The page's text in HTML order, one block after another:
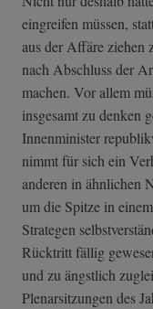
eingreifen müssen,
aus der Affäre ziehen
nach Abschluss der
machen. Vor allem
insgesamt zu denken
Innenminister
nimmt für sich ein
anderen in ähnlichen
um die Spitze in
Strategen
Rücktritt fällig
und zu ängstlich
Plenarsitzungen des